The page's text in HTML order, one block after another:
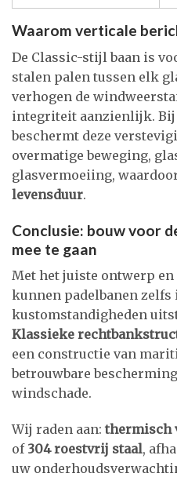
Waarom verticale
De Classic-stijl baan is
stalen palen tussen elk
verhogen de
integriteit aanzienlijk.
beschermt deze
overmatige beweging,
glasvermoeiing,
levensduur.
Conclusie: bouw voor
mee te gaan
Met het juiste ontwerp
kunnen padelbanen zelfs
kustomstandigheden
Klassieke
een constructie van
betrouwbare
windschade.
Wij raden aan:thermisch
of 304 roestvrij staal,
uw